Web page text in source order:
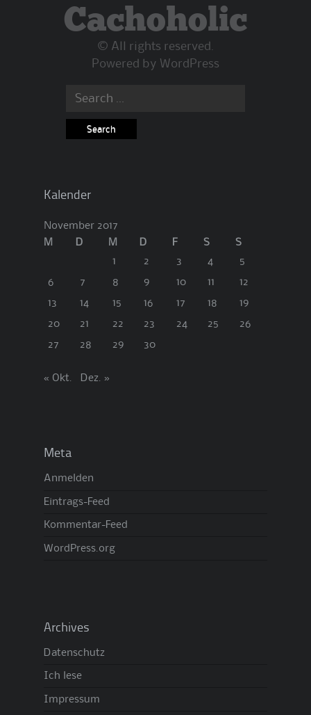
Cachoholic
© All rights reserved.
Powered by WordPress
Search
Kalender
November 2017
M
D M D F S
S
1
2 3 4 5
6 7 8 9 10 11 12
13 14 15 16 17 18 19
20 21 22 23 24 25 26
27 28 29 30
« Okt. Dez. »
Meta
Anmelden
Eintrags-Feed
Kommentar-Feed
WordPress.org
Archives
Datenschutz
Ich lese
Impressum